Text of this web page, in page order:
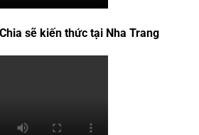
sẽ kiến thức tại Nha Trang